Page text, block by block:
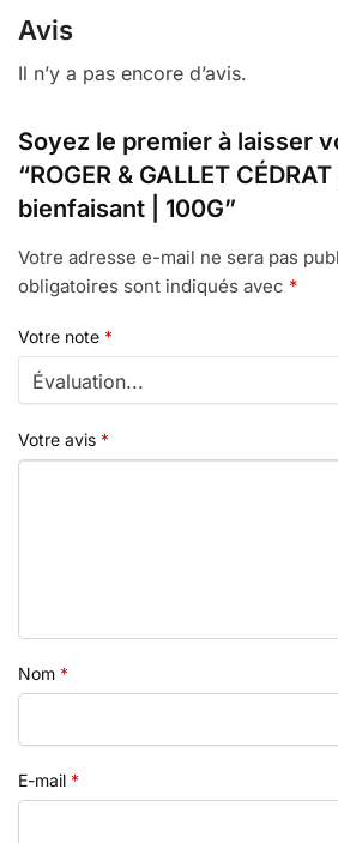
Avis
Il n’y a pas encore d’avis.
Soyez le premier à laisser
“ROGER & GALLET
bienfaisant | 100G”
Votre adresse e-mail ne sera pas
obligatoires sont indiqués avec *
Votre note *
Votre avis *
Nom *
E-mail *